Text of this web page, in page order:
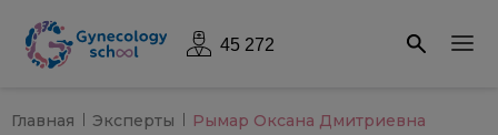
45 272
Главная Эксперты Рымар Оксана Дмитриевна